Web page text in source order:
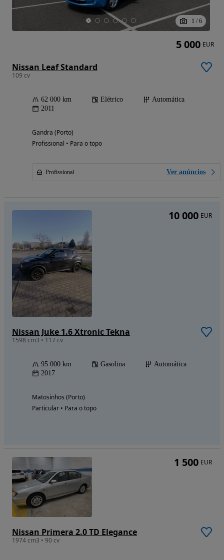
1 / 6
Nissan Leaf Standard
109 cv
62 000 km Elétrico
Automática
2011
Gandra (Porto)
Profissional • Para o topo
Profissional Ver anúncios
5 000 EUR
Nissan Juke 1.6 Xtronic Tekna
1598 cm3 • 117 cv
95 000 km Gasolina
Automática
2017
Matosinhos (Porto)
Particular • Para o topo
10 000 EUR
Nissan Primera 2.0 TD Elegance
1974 cm3 • 90 cv
1 500 EUR